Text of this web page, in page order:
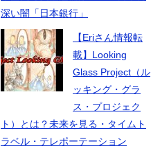
深い闇「日本銀行」
【Eriさん情報転
載】Looking
Glass Project（ル
ッキング・グラ
ス・プロジェク
ト）とは？未来を見る・タイムト
ラベル・テレポーテーション